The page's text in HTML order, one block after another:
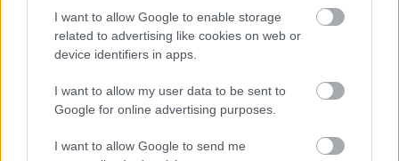
I want to allow Google to enable storage
related to advertising like cookies on web or
device identifiers in apps.
I want to allow my user data to be sent to
Google for online advertising purposes.
I want to allow Google to send me
Még amikor megnyílt az Élesztő, a sörös arcok pesti
zarándokhelye, és másodszor vagy harmadszor
vécé felé menet eltévedtem. Nem balra fordultam,
hanem jobbra, mindennapos történet. A negyedik